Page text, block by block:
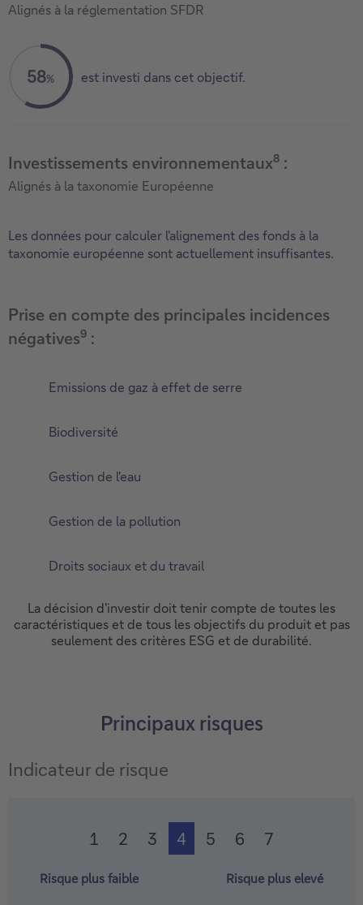
Alignés à la réglementation SFDR
58% est investi dans cet objectif.
Investissements environnementaux8 :
Alignés à la taxonomie Européenne
Les données pour calculer l'alignement des fonds à la
taxonomie européenne sont actuellement insuffisantes.
Prise en compte des principales incidences
négatives9 :
Emissions de gaz à effet de serre
Biodiversité
Gestion de l'eau
Gestion de la pollution
Droits sociaux et du travail
La décision d'investir doit tenir compte de toutes les
caractéristiques et de tous les objectifs du produit et pas
seulement des critères ESG et de durabilité.
Principaux risques
Indicateur de risque
1 2 3 4 5 6 7
Risque plus faible Risque plus elevé